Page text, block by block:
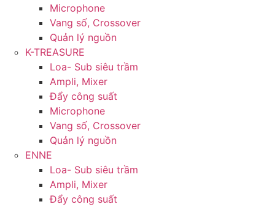
Microphone
Vang số, Crossover
Quản lý nguồn
K-TREASURE
Loa- Sub siêu trầm
Ampli, Mixer
Đẩy công suất
Microphone
Vang số, Crossover
Quản lý nguồn
ENNE
Loa- Sub siêu trầm
Ampli, Mixer
Đẩy công suất